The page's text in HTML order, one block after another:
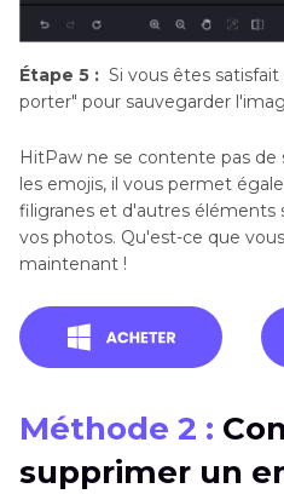
Étape 5 : Si vous êtes
porter" pour sauvegarder
HitPaw ne se contente pas
les emojis, il vous permet
filigranes et d'autres éléments
vos photos. Qu'est-ce que
maintenant !
Méthode 2 :
supprimer un